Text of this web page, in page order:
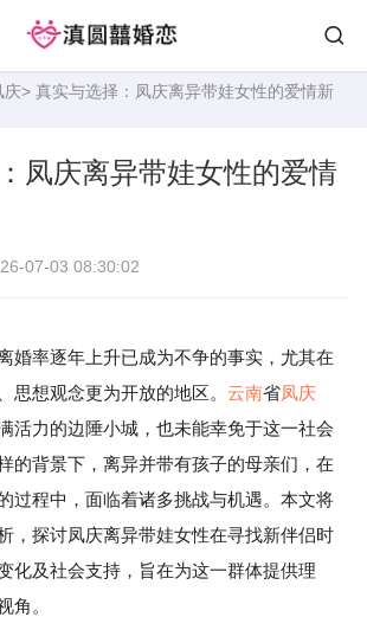
庆> 真实与选择：凤庆离异带娃女性的爱情新
凤庆离异带娃女性的爱情
07-03 08:30:02
婚率逐年上升已成为不争的事实，尤其在
思想观念更为开放的地区。 云南省凤庆
活力的边陲小城，也未能幸免于这一社会
的背景下，离异并带有孩子的母亲们，在
过程中，面临着诸多挑战与机遇。本文将
，探讨凤庆离异带娃女性在寻找新伴侣时
化及社会支持，旨在为这一群体提供理
角。